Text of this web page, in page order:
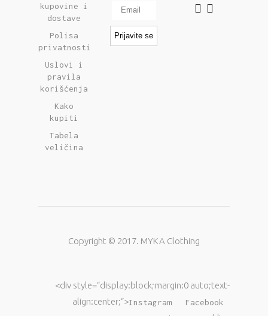
kupovine i
dostave
Polisa
privatnosti
Uslovi i
pravila
korišćenja
Kako
kupiti
Tabela
veličina
Copyright © 2017. MYKA Clothing
<div style=“display:block;margin:0 auto;text-
align:center;“>Instagram
Facebook